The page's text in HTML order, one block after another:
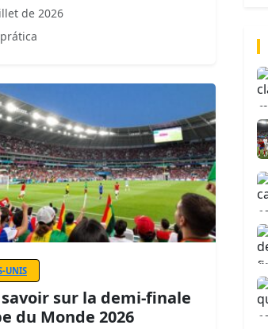
de 2026
UNIS
sur la demi-finale
du Monde 2026